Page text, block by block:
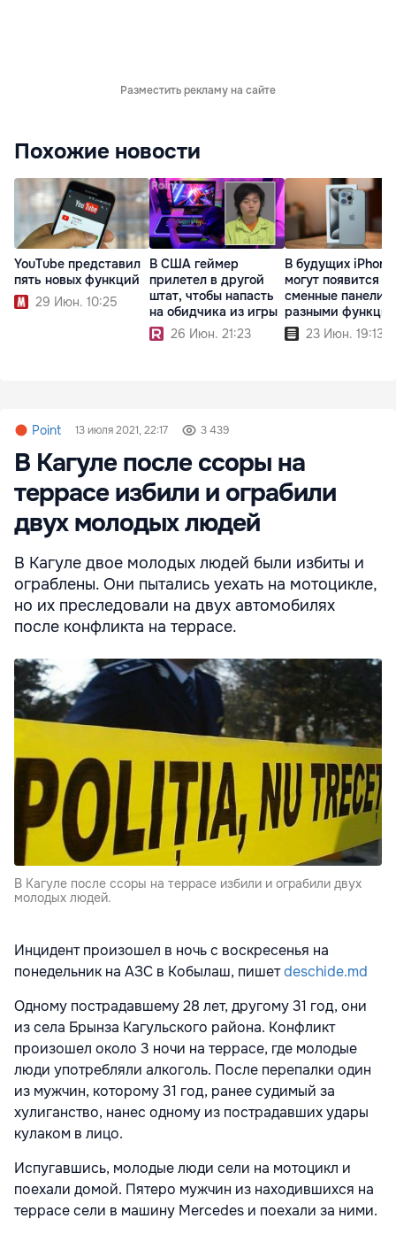
Разместить рекламу на сайте
Похожие новости
YouTube представил
пять новых функций
29 Июн. 10:25
В США геймер
прилетел в другой
штат, чтобы напасть
на обидчика из игры
26 Июн. 21:23
В будущих iPhone
могут появится
сменные панели с
разными
23 Июн. 19:13
Point 13 июля 2021, 22:17 3 439
В Кагуле после ссоры на
террасе избили и ограбили
двух молодых людей
В Кагуле двое молодых людей были избиты и
ограблены. Они пытались уехать на мотоцикле,
но их преследовали на двух автомобилях
после конфликта на террасе.
В Кагуле после ссоры на террасе избили и ограбили двух
молодых людей.
Инцидент произошел в ночь с воскресенья на
понедельник на АЗС в Кобылаш, пишетdeschide.md
Одному пострадавшему 28 лет, другому 31 год, они
из села Брынза Кагульского района. Конфликт
произошел около 3 ночи на террасе, где молодые
люди употребляли алкоголь. После перепалки один
из мужчин, которому 31 год, ранее судимый за
хулиганство, нанес одному из пострадавших удары
кулаком в лицо.
Испугавшись, молодые люди сели на мотоцикл и
поехали домой. Пятеро мужчин из находившихся на
террасе сели в машину Mercedes и поехали за ними.